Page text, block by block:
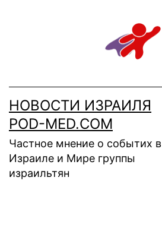
НОВОСТИ ИЗРАИЛЯ
POD-MED.COM
Частное мнение о событих в
Израиле и Мире группы
израильтян